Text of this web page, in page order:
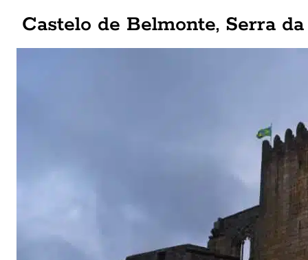
Castelo de Belmonte, Serra